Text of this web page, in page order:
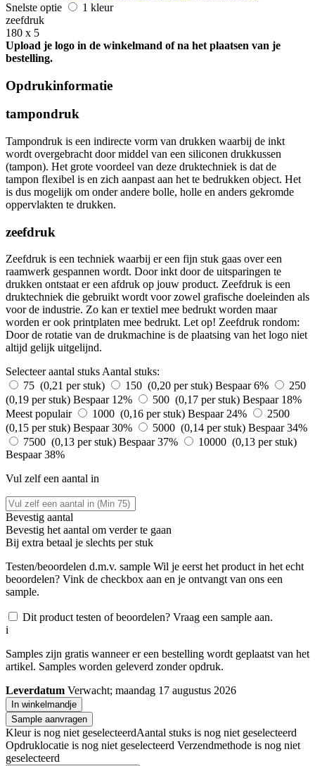
Snelste optie
1 kleur
zeefdruk
180 x 5
Upload je logo in de winkelmand of na het plaatsen van je
bestelling.
Opdrukinformatie
tampondruk
Tampondruk is een indirecte vorm van drukken waarbij de inkt
wordt overgebracht door middel van een siliconen drukkussen
(tampon). Het grote voordeel van deze druktechniek is dat de
tampon flexibel is en zich aanpast aan het te bedrukken object. Het
is dus mogelijk om onder andere bolle, holle en anders gekromde
oppervlakten te drukken.
zeefdruk
Zeefdruk is een techniek waarbij er een fijn stuk gaas over een
raamwerk gespannen wordt. Door inkt door de uitsparingen te
drukken ontstaat er een afdruk op jouw product. Zeefdruk is een
druktechniek die gebruikt wordt voor zowel grafische doeleinden als
voor de industrie. Zo kan er textiel mee bedrukt worden maar
worden er ook printplaten mee bedrukt. Let op! Zeefdruk rondom:
Door de rotatie van de drukmachine is de plaatsing van het logo niet
altijd gelijk uitgelijnd.
Selecteer aantal stuksAantal stuks:
75 (0,21 per stuk)
150 (0,20 per stuk) Bespaar 6%
250
(0,19 per stuk) Bespaar 12% 500 (0,17 per stuk) Bespaar 18%
Meest populair
1000 (0,16 per stuk) Bespaar 24%
2500
(0,15 per stuk) Bespaar 30% 5000 (0,14 per stuk) Bespaar 34%
7500 (0,13 per stuk) Bespaar 37%
10000 (0,13 per stuk)
Bespaar 38%
Vul zelf een aantal in
Bevestig aantal
Bevestig het aantal om verder te gaan
Bij extra betaal je slechts per stuk
Testen/beoordelen d.m.v. sample Wil je eerst het product in het echt
beoordelen? Vink de checkbox aan en je ontvangt van ons een
sample.
Dit product testen of beoordelen? Vraag een sample aan.
i
Samples zijn gratis wanneer er een bestelling wordt geplaatst van het
artikel. Samples worden geleverd zonder opdruk.
Leverdatum Verwacht; maandag 17 augustus 2026
In winkelmandje
Sample aanvragen
Kleur is nog niet geselecteerdAantal stuks is nog niet geselecteerd
Opdruklocatie is nog niet geselecteerd Verzendmethode is nog niet
geselecteerd